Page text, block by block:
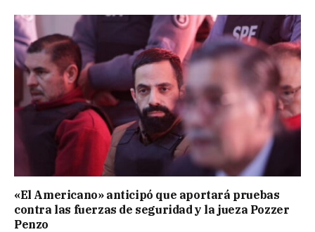
«El Americano» anticipó que aportará pruebas
contra las fuerzas de seguridad y la jueza Pozzer
Penzo